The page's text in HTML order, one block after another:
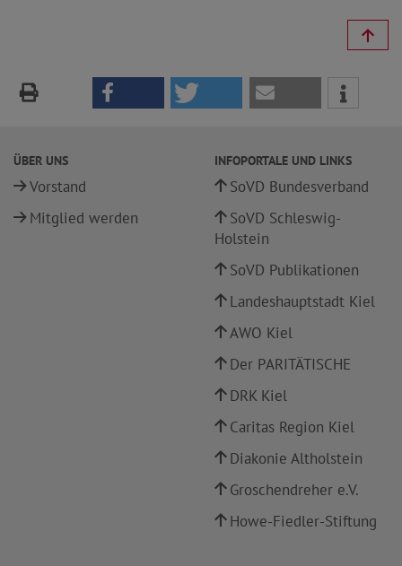
ÜBER UNS
Vorstand
Mitglied werden
INFOPORTALE UND LINKS
SoVD Bundesverband
SoVD Schleswig-
Holstein
SoVD Publikationen
Landeshauptstadt Kiel
AWO Kiel
Der PARITÄTISCHE
DRK Kiel
Caritas Region Kiel
Diakonie Altholstein
Groschendreher e.V.
Howe-Fiedler-Stiftung